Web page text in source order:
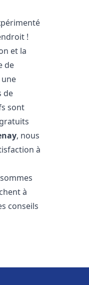
!
et la
de
de
sont
, nous
à
à
conseils